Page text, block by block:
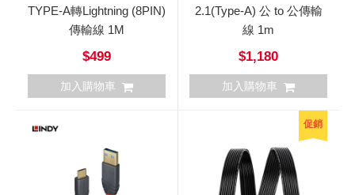
TYPE-A轉Lightning (8PIN)
傳輸線 1M
$499
加入購物車
2.1(Type-A) 公 to 公傳輸
線 1m
$1,180
加入購物車
促銷